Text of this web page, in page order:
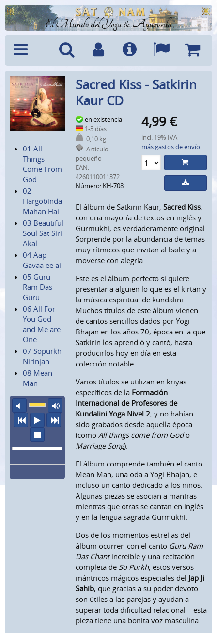
El Mundo del Yoga & Ayurveda
Menú Búsquedad
Cuenta Info IdiomasCesta
01 All
Things
Come From
God
02
Hargobinda
Mahan Hai
03 Beautiful
Soul Sat Siri
Akal
04 Aap
Gavaa ee ai
05 Guru
Ram Das
Guru
06 All For
You God
and Me are
One
07 Sopurkh
Nirinjan
08 Mean
Man
sonido apagadovolumen máximo
anteriorescucharsiguiente
parar
Sacred Kiss - Satkirin
Kaur CD
en existencia
1-3 días
0,10 kg
Artículo
pequeño
EAN:
4260110011372
Número: KH-708
4,99 €
incl. 19% IVA
más gastos de envío
El álbum de Satkirin Kaur,Sacred Kiss,
con una mayoría de textos en inglés y
Gurmukhi, es verdaderamente original.
Sorprende por la abundancia de temas
muy rítmicos que invitan al baile y a
moverse con alegría.
Este es el álbum perfecto si quiere
presentar a alguien lo que es el kirtan y
la música espiritual de kundalini.
Muchos títulos de este álbum vienen
de cantos sencillos dados por Yogi
Bhajan en los años 70, época en la que
Satkirin los aprendió y cantó, hasta
producirlos hoy en día en esta
colección notable.
Varios títulos se utilizan en kriyas
específicos de la Formación
Internacional de Profesores de
Kundalini Yoga Nivel 2, y no habían
sido grabados desde aquella época.
(comoAll things come from Godo
Marriage Song).
El álbum comprende también el canto
Mean Man, una oda a Yogi Bhajan, e
incluso un canto dedicado a los niños.
Algunas piezas se asocian a mantras
mientras que otras se cantan en inglés
y en la lengua sagrada Gurmukhi.
Dos de los momentos estrellas del
álbum ocurren con el canto Guru Ram
Das Chantincreíble y una recitación
completa de So Purkh, estos versos
mántricos mágicos especiales del Jap Ji
Sahib, que gracias a su poder devoto
son útiles a las parejas y ayudan a
superar toda dificultad relacional – esta
pieza tiene una bonita voz masculina.